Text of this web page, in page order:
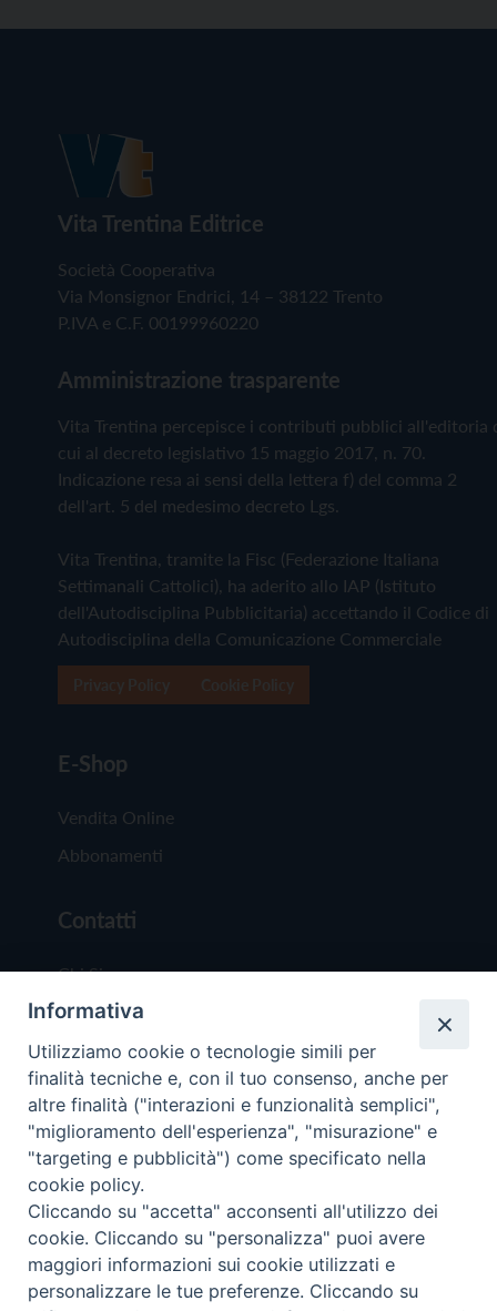
Vita Trentina Editrice
Società Cooperativa
Via Monsignor Endrici, 14 – 38122 Trento
P.IVA e C.F. 00199960220
Amministrazione trasparente
Vita Trentina percepisce i contributi pubblici all'editoria
cui al decreto legislativo 15 maggio 2017, n. 70.
Indicazione resa ai sensi della lettera f) del comma 2
dell'art. 5 del medesimo decreto Lgs.
Vita Trentina, tramite la Fisc (Federazione Italiana
Settimanali Cattolici), ha aderito allo IAP (Istituto
dell'Autodisciplina Pubblicitaria) accettando il Codice di
Autodisciplina della Comunicazione Commerciale
E-Shop
Vendita Online
Abbonamenti
Contatti
Chi Siamo
Redazione
Scrivici
Copyright © 2019 - Tutti i diritti riservati - Vita
Trentina Editrice
Privacy Policy
Informativa
Utilizziamo cookie o tecnologie simili per
finalità tecniche e, con il tuo consenso, anche per
altre finalità ("interazioni e funzionalità semplici",
"miglioramento dell'esperienza", "misurazione" e
"targeting e pubblicità") come specificato nella
cookie policy.
Cliccando su "accetta" acconsenti all'utilizzo dei
cookie. Cliccando su "personalizza" puoi avere
maggiori informazioni sui cookie utilizzati e
personalizzare le tue preferenze. Cliccando su